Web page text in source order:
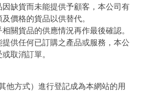
因缺貨而未能提供予顧客，本公司有
價格的貨品以供替代。
關貨品的供應情況再作最後確認。
供任何已訂購之產品或服務，本公
取消訂單。
他方式）進行登記成為本網站的用